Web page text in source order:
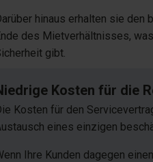
hinaus erhalten sie den
des Mietverhältnisses,
gibt.
Kosten für die
Kosten für den
eines einzigen
Ihre Kunden dagegen